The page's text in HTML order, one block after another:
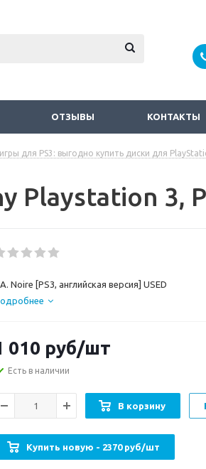
ОТЗЫВЫ КОНТАКТЫ
для PS3: выгодно купить диски для
Playstation 3,
Noire [PS3, английская версия] USED
010 руб/шт
Есть в наличии
В корзину
Купить новую - 2370 руб/шт